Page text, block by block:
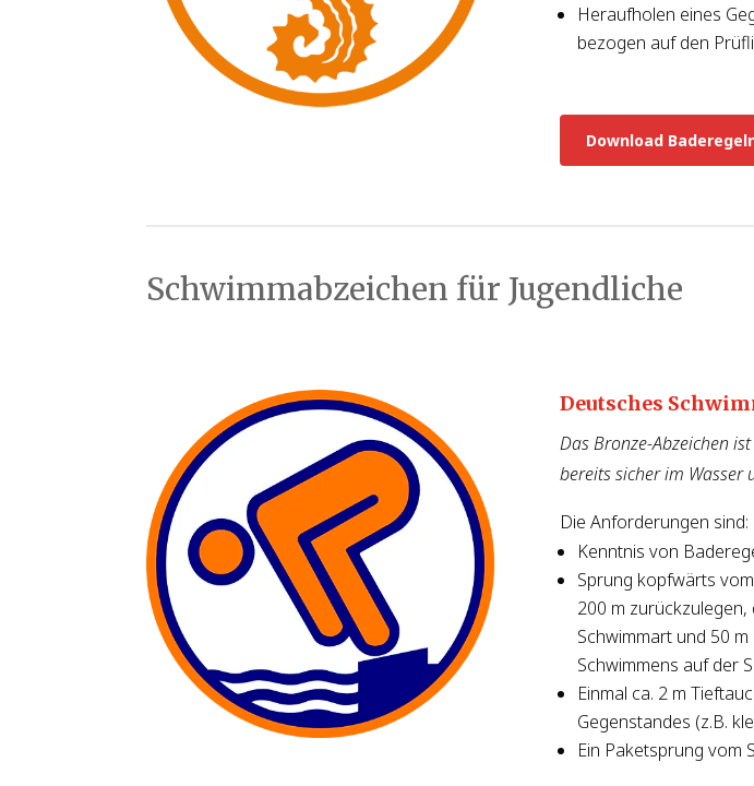
Heraufholen eines
bezogen auf den
Download
Schwimmabzeichen für Jugendliche
Deutsches
Das Bronze-Abzeichen
bereits sicher im Wasser
Die Anforderungen sind:
Kenntnis von
Sprung kopfwärts
200 m
Schwimmart und 50
Schwimmens auf der
Einmal ca. 2 m
Gegenstandes (z.B.
Ein Paketsprung vom